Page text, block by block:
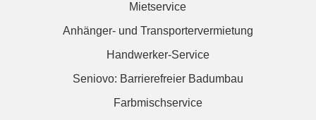
Mietservice
Anhänger- und Transportervermietung
Handwerker-Service
Seniovo: Barrierefreier Badumbau
Farbmischservice